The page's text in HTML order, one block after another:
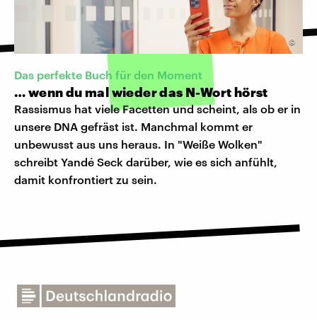
©
Das perfekte Buch für den Moment
… wenn du mal wieder das N-Wort hörst
Rassismus hat viele Facetten und scheint, als ob er in
unsere DNA gefräst ist. Manchmal kommt er
unbewusst aus uns heraus. In "Weiße Wolken"
schreibt Yandé Seck darüber, wie es sich anfühlt,
damit konfrontiert zu sein.